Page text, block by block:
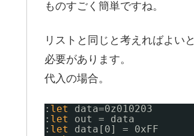
ものすごく簡単ですね。
リストと同じと考えればよい
必要があります。
代入の場合。
: let
data=0z010203
: let
out = data
: let
data[0] = 0xFF